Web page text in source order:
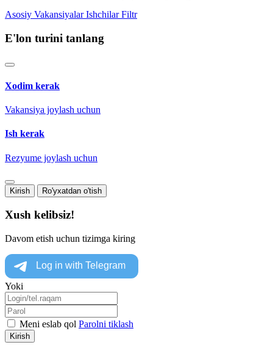
Asosiy Vakansiyalar Ishchilar Filtr
E'lon turini tanlang
Xodim kerak
Vakansiya joylash uchun
Ish kerak
Rezyume joylash uchun
Kirish Ro'yxatdan o'tish
Xush kelibsiz!
Davom etish uchun tizimga kiring
Yoki
Meni eslab qol Parolni tiklash
Kirish